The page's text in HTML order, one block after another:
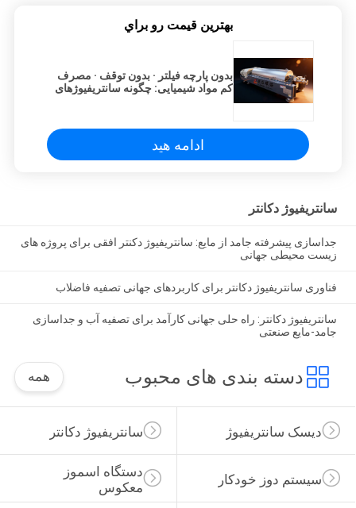
بهترين قيمت رو براي
بدون پارچه فیلتر · بدون توقف · مصرف
کم مواد شیمیایی: چگونه سانتریفیوژهای
ادامه هید
سانتریفیوژ دکانتر
جداسازی پیشرفته جامد از مایع: سانتریفیوژ دکنتر افقی برای پروژه های
زیست محیطی جهانی
فناوری سانتریفیوژ دکانتر برای کاربردهای جهانی تصفیه فاضلاب
سانتریفیوژ دکانتر: راه حلی جهانی کارآمد برای تصفیه آب و جداسازی
جامد-مایع صنعتی
دسته بندی های محبوب همه
سانتریفیوژ دکانتر دیسک سانتریفیوژ
دستگاه اسموز
معکوس
سیستم دوز خودکار